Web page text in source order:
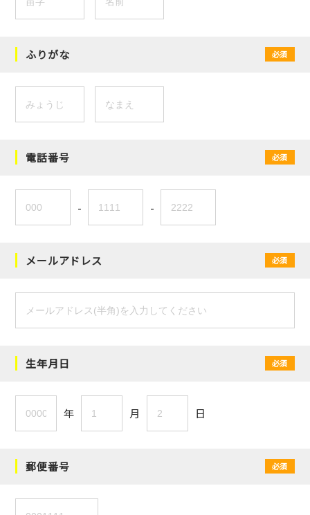
ふりがな 必須
電話番号 必須
- -
メールアドレス 必須
生年月日 必須
年 月 日
郵便番号 必須